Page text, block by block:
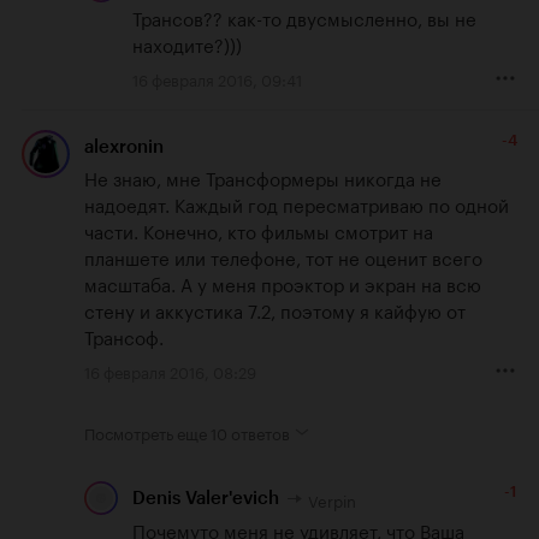
Трансов?? как-то двусмысленно, вы не
находите?)))
alexronin -4
Не знаю, мне Трансформеры никогда не
надоедят. Каждый год пересматриваю по одной
части. Конечно, кто фильмы смотрит на
планшете или телефоне, тот не оценит всего
масштаба. А у меня проэктор и экран на всю
стену и аккустика 7.2, поэтому я кайфую от
Трансоф.
Denis Valer'evich -1